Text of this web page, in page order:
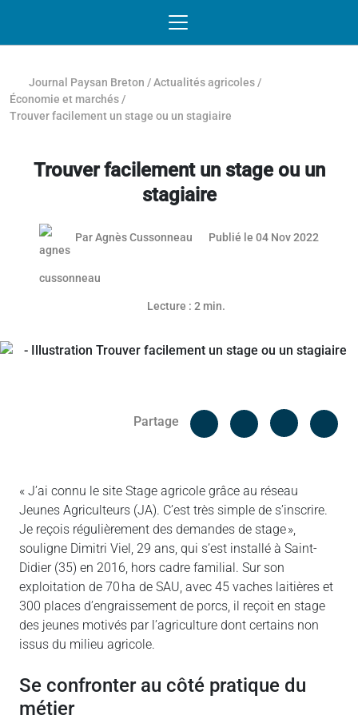
Journal Paysan Breton /Actualités agricoles /
Économie et marchés /
Trouver facilement un stage ou un stagiaire
Trouver facilement un stage ou un
stagiaire
ParAgnès Cussonneau Publié le 04 Nov 2022
Lecture : 2 min.
Partage
Facebook
« J’ai connu le site Stage agricole grâce au réseau
Jeunes Agriculteurs (JA). C’est très simple de s’inscrire.
Je reçois régulièrement des demandes de stage »,
souligne Dimitri Viel, 29 ans, qui s’est installé à Saint-
Didier (35) en 2016, hors cadre familial. Sur son
exploitation de 70 ha de SAU, avec 45 vaches laitières et
300 places d’engraissement de porcs, il reçoit en stage
des jeunes motivés par l’agriculture dont certains non
issus du milieu agricole.
se confronter au côté pratique du
métier